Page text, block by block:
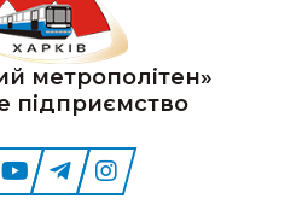
метрополітен»
підприємство